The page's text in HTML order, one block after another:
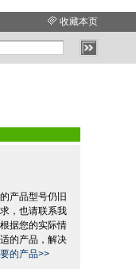
收藏本页
产品型号仍旧
，也请联系我
据您的实际情
的产品，解决
的产品>>